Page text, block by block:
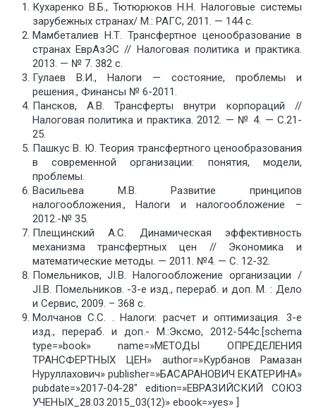
Кухаренко В.Б., Тютюрюков H.H. Налоговые системы
зарубежных странах/ М.: РАГС, 2011. — 144 с.
Мамбеталиев Н.Т. Трансфертное ценообразование в
странах ЕврАзЭС // Налоговая политика и практика.
2013. — № 7. 382 с.
Гулаев В.И., Налоги — состояние, проблемы и
решения., Финансы № 6-2011.
Пансков, A.B. Трансферты внутри корпораций //
Налоговая политика и практика. 2012. — № 4. — С.21-
25.
Пашкус В. Ю. Теория трансфертного ценообразования
в современной организации: понятия, модели,
проблемы.
Васильева М.В. Развитие принципов
налогообложения., Налоги и налогообложение –
2012.-№ 35.
Плещинский A.C. Динамическая эффективность
механизма трансфертных цен // Экономика и
математические методы. — 2011. №4. — С. 12-32.
Помельников, JI.B. Налогообложение организации /
JI.B. Помельников. -3-е изд., перераб. и доп. М. : Дело
и Сервис, 2009. – 368 с.
Молчанов С.С. . Налоги: расчет и оптимизация. 3-e
изд., перераб. и доп.- М.:Эксмо, 2012-544с.[schema
type=»book» name=»МЕТОДЫ ОПРЕДЕЛЕНИЯ
ТРАНСФЕРТНЫХ ЦЕН» author=»Курбанов Рамазан
Нуруллахович» publisher=»БАСАРАНОВИЧ ЕКАТЕРИНА»
pubdate=»2017-04-28″ edition=»ЕВРАЗИЙСКИЙ СОЮЗ
УЧЕНЫХ_28.03.2015_03(12)» ebook=»yes» ]